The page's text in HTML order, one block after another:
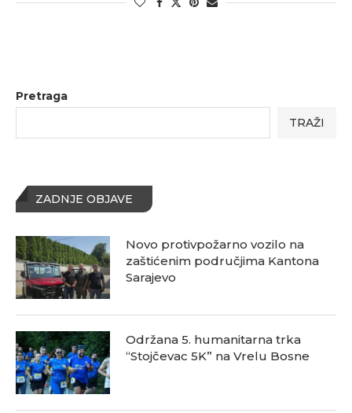
Pretraga
TRAŽI
ZADNJE OBJAVE
Novo protivpožarno vozilo na
zaštićenim područjima Kantona
Sarajevo
Održana 5. humanitarna trka
“Stojčevac 5K” na Vrelu Bosne